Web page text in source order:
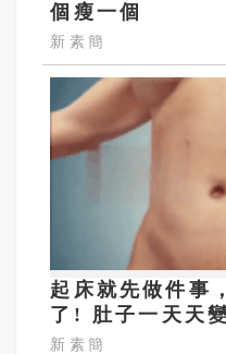
個瘦一個
新素簡
起床就先做件事
了! 肚子一天天變
新素簡